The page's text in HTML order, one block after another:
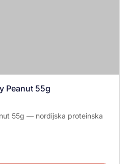
Peanut 55g
55g — nordijska proteinska